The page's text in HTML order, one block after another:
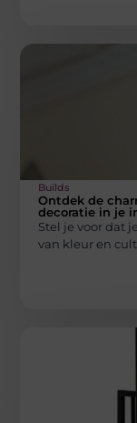
Builds
Ontdek de
decoratie in je
Stel je voor dat
van kleur en